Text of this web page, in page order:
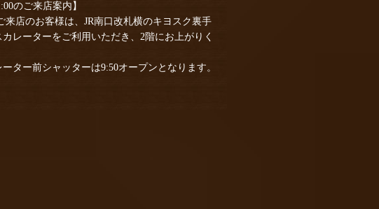
のご来店案内】
来店のお客様は、JR南口改札横のキヨスク裏手
カレーターをご利用いただき、2階にお上がりく
ター前シャッターは9:50オープンとなります。